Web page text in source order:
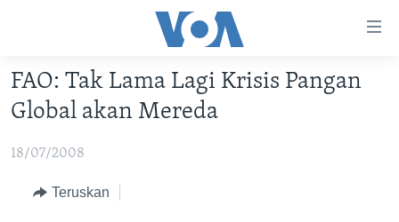
Akses
Lanjut
ke
Konten
Lanjut
VIDEO
POLYGRAPH
FAO: Tak Lama Lagi Krisis Pangan
Global akan Mereda
18/07/2008
Teruskan